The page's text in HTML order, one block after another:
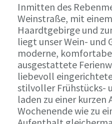
Inmitten des
Weinstraße, mit
Haardtgebirge und
liegt unser Wein- und
moderne,
ausgestattete
liebevoll
stilvoller Frühstücks-
laden zu einer kurzen
Wochenende wie zu